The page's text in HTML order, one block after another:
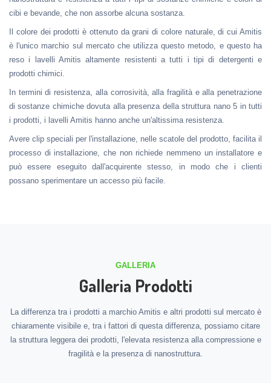
cibi e bevande, che non assorbe alcuna sostanza.
Il colore dei prodotti è ottenuto da grani di colore naturale, di cui Amitis
è l'unico marchio sul mercato che utilizza questo metodo, e questo ha
reso i lavelli Amitis altamente resistenti a tutti i tipi di detergenti e
prodotti chimici.
In termini di resistenza, alla corrosività, alla fragilità e alla penetrazione
di sostanze chimiche dovuta alla presenza della struttura nano 5 in tutti
i prodotti, i lavelli Amitis hanno anche un'altissima resistenza.
Avere clip speciali per l'installazione, nelle scatole del prodotto, facilita il
processo di installazione, che non richiede nemmeno un installatore e
può essere eseguito dall'acquirente stesso, in modo che i clienti
possano sperimentare un accesso più facile.
GALLERIA
Galleria Prodotti
La differenza tra i prodotti a marchio Amitis e altri prodotti sul mercato è
chiaramente visibile e, tra i fattori di questa differenza, possiamo citare
la struttura leggera dei prodotti, l'elevata resistenza alla compressione e
fragilità e la presenza di nanostruttura.